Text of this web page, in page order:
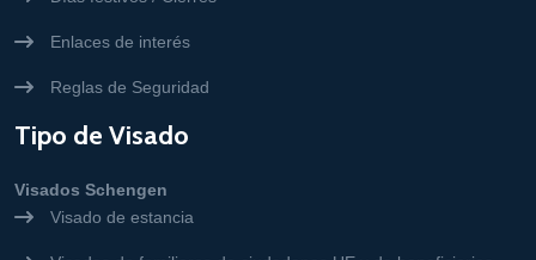
Enlaces de interés
Reglas de Seguridad
Tipo de Visado
Visados Schengen
Visado de estancia